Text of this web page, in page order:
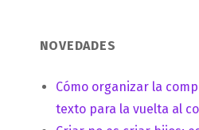
NOVEDADES
Cómo organizar la
texto para la vuelta al